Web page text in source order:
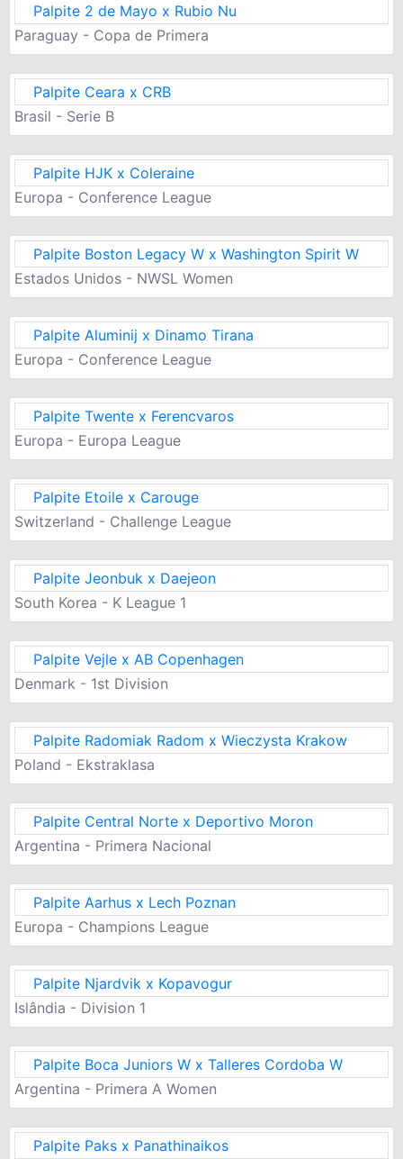
Palpite 2 de Mayo x Rubio Nu
Paraguay - Copa de Primera
Palpite Ceara x CRB
Brasil - Serie B
Palpite HJK x Coleraine
Europa - Conference League
Palpite Boston Legacy W x Washington Spirit W
Estados Unidos - NWSL Women
Palpite Aluminij x Dinamo Tirana
Europa - Conference League
Palpite Twente x Ferencvaros
Europa - Europa League
Palpite Etoile x Carouge
Switzerland - Challenge League
Palpite Jeonbuk x Daejeon
South Korea - K League 1
Palpite Vejle x AB Copenhagen
Denmark - 1st Division
Palpite Radomiak Radom x Wieczysta Krakow
Poland - Ekstraklasa
Palpite Central Norte x Deportivo Moron
Argentina - Primera Nacional
Palpite Aarhus x Lech Poznan
Europa - Champions League
Palpite Njardvik x Kopavogur
Islândia - Division 1
Palpite Boca Juniors W x Talleres Cordoba W
Argentina - Primera A Women
Palpite Paks x Panathinaikos